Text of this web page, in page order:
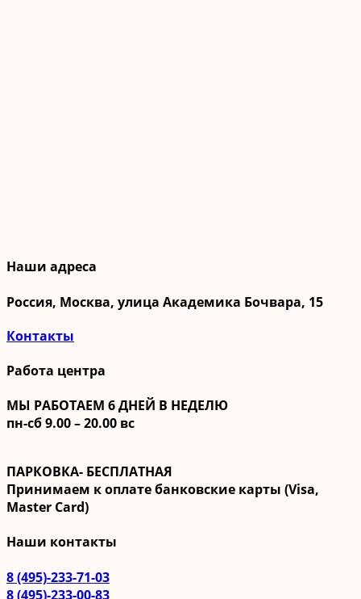
Наши адреса
Россия, Москва, улица Академика Бочвара, 15
Контакты
Работа центра
МЫ РАБОТАЕМ 6 ДНЕЙ В НЕДЕЛЮ
пн-сб 9.00 – 20.00 вс
ПАРКОВКА- БЕСПЛАТНАЯ
Принимаем к оплате банковские карты (Visa,
Master Card)
Наши контакты
8 (495)-233-71-03
8 (495)-233-00-83